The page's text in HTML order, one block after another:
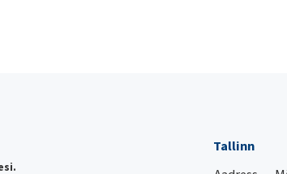
Tallinn